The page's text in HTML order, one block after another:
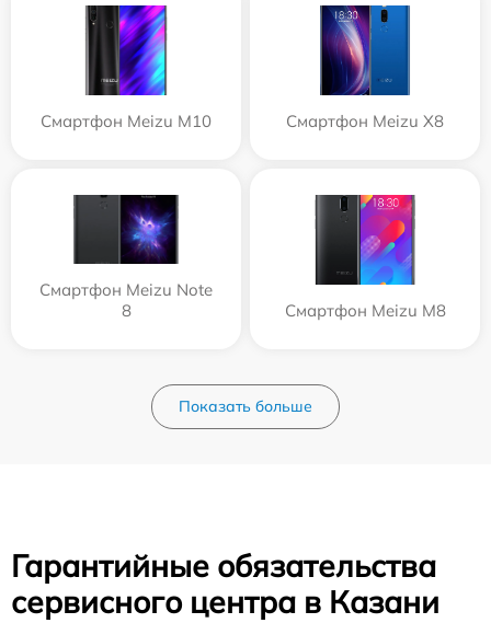
Смартфон Meizu M10 Смартфон Meizu X8
Смартфон Meizu Note
8
Смартфон Meizu M8
Показать больше
Гарантийные обязательства
сервисного центра в Казани